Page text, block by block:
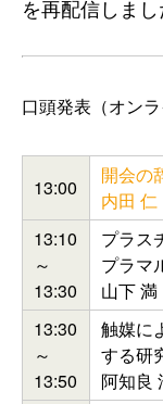
を再配信しまし
口頭発表（オンラ
13:00
開会
内田 仁
13:10
～
13:30
プラス
プラマ
山下 満
13:30
～
13:50
触媒に
する研
阿知良